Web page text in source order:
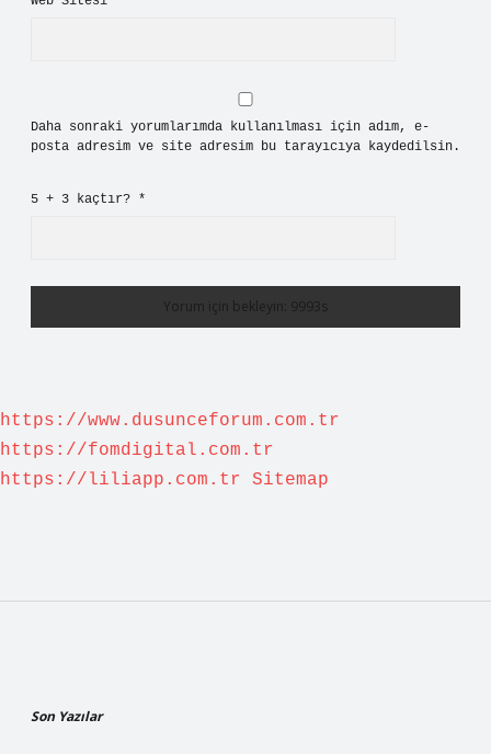
Daha sonraki yorumlarımda kullanılması için adım, e-
posta adresim ve site adresim bu tarayıcıya kaydedilsin.
5 + 3 kaçtır? *
https://www.dusunceforum.com.tr
https://fomdigital.com.tr
https://liliapp.com.tr
Sitemap
Son Yazılar